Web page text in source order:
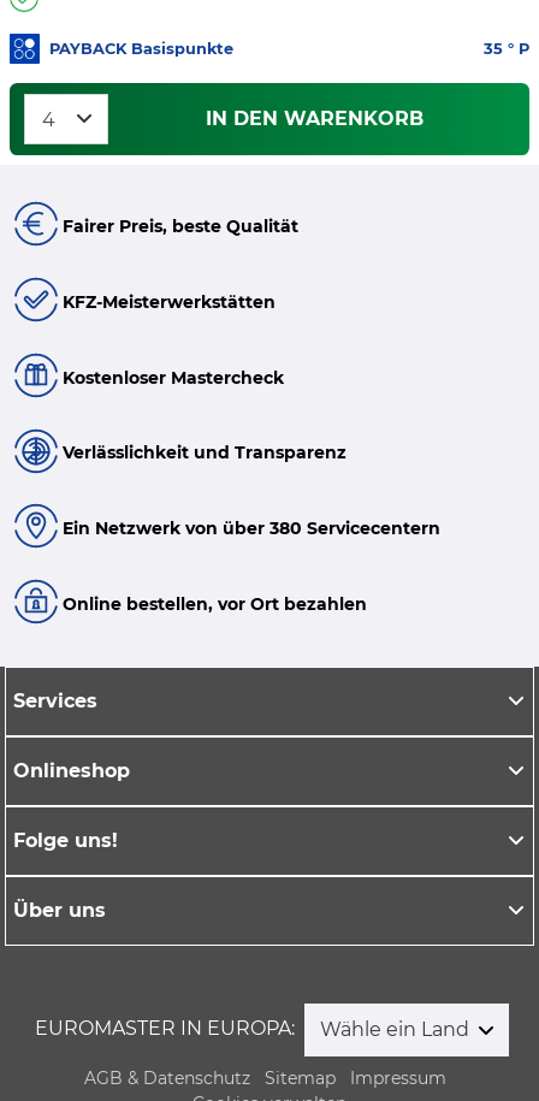
PAYBACK Basispunkte 35 ° P
IN DEN WARENKORB
Fairer Preis, beste Qualität
KFZ-Meisterwerkstätten
Kostenloser Mastercheck
Verlässlichkeit und Transparenz
Ein Netzwerk von über 380 Servicecentern
Online bestellen, vor Ort bezahlen
Services
Onlineshop
Folge uns!
Über uns
EUROMASTER IN EUROPA: Wähle ein Land
AGB & Datenschutz Sitemap
Impressum